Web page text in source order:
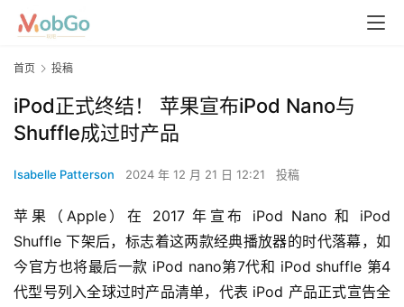
首页 投稿
iPod正式终结！ 苹果宣布iPod Nano与
Shuffle成过时产品
Isabelle Patterson 2024 年 12 月 21 日 12:21 投稿
苹果（Apple）在 2017 年宣布 iPod Nano 和 iPod
Shuffle 下架后，标志着这两款经典播放器的时代落幕，如
今官方也将最后一款 iPod nano第7代和 iPod shuffle 第4
代型号列入全球过时产品清单，代表 iPod 产品正式宣告全